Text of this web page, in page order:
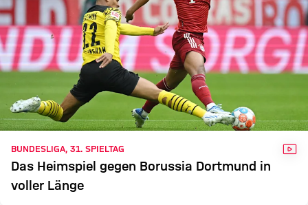
BUNDESLIGA, 31. SPIELTAG
Das Heimspiel gegen Borussia Dortmund in
voller Länge